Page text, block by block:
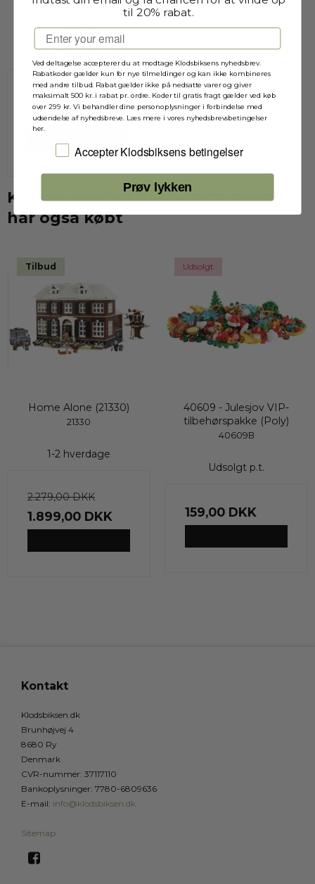
Home Alone (21330)
1-2 hverdage
2.279,00 DKK
1.899,00 DKK
Kunder der har købt dette produkt
har også købt
Tilbud
Home Alone (21330)
21330
1-2 hverdage
2.279,00 DKK
1.899,00 DKK
Udsolgt
40609 - Julesjov VIP-
tilbehørspakke (Poly)
40609B
Udsolgt p.t.
159,00 DKK
Kontakt
Klodsbiksen.dk
Brunhøjvej 4
8680 Ry
Denmark
CVR-nummer: 37117110
Bankoplysninger: 7780-6809636
E-mail: info@klodsbiksen.dk
Sitemap
til 20% rabat.
Email
Ved deltagelse accepterer du at modtage Klodsbiksens nyhedsbrev.
Rabatkoder gælder kun for nye tilmeldinger og kan ikke kombineres
med andre tilbud. Rabat gælder ikke på nedsatte varer og giver
maksimalt 500 kr. i rabat pr. ordre. Koder til gratis fragt gælder ved køb
over 299 kr. Vi behandler dine personoplysninger i forbindelse med
udsendelse af nyhedsbreve. Læs mere i vores nyhedsbrevsbetingelser
her.
Jeg accepterer Klodsbiksens betingelser
Accepter Klodsbiksens betingelser
Prøv lykken